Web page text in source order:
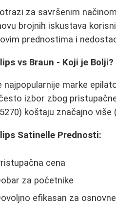
za savršenim
brojnih iskustava
prednostima i
vs Braun - Koji je Bolji?
najpopularnije marke
izbor zbog
koštaju značajno
Satinelle Prednosti:
cena
za početnike
efikasan za